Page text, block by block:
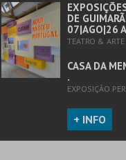
DE
07|AGO|26
TEATRO &
CASA DA
.
EXPOSIÇÃO
+ INFO